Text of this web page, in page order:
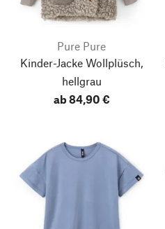
Pure Pure
Kinder-Jacke Wollplüsch,
hellgrau
ab 84,90 €